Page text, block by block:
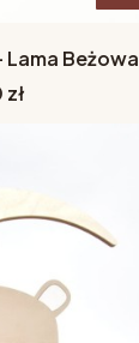
Beżowa